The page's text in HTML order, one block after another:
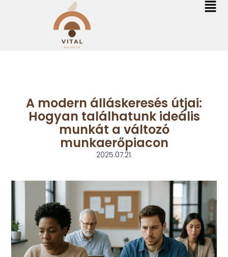
A modern álláskeresés útjai:
Hogyan találhatunk ideális
munkát a változó
munkaerőpiacon
2025.07.21.